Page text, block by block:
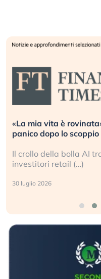
«La mia vita è
panico dopo lo
Il crollo della bolla AI
investitori retail (…)
30 luglio 2026